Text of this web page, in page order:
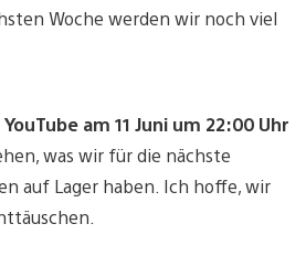
Woche werden wir noch viel
am 11 Juni um 22:00 Uhr
was wir für die nächste
auf Lager haben. Ich hoffe, wir